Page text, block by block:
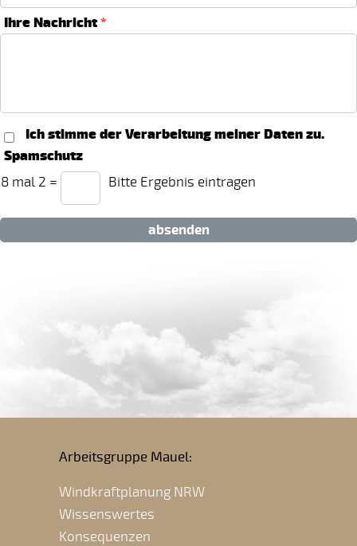
Ihre Nachricht*
Ich stimme der Verarbeitung meiner Daten zu.
Spamschutz
8 mal 2 = Bitte Ergebnis eintragen
absenden
Arbeitsgruppe Mauel:
Windkraftplanung NRW
Wissenswertes
Konsequenzen